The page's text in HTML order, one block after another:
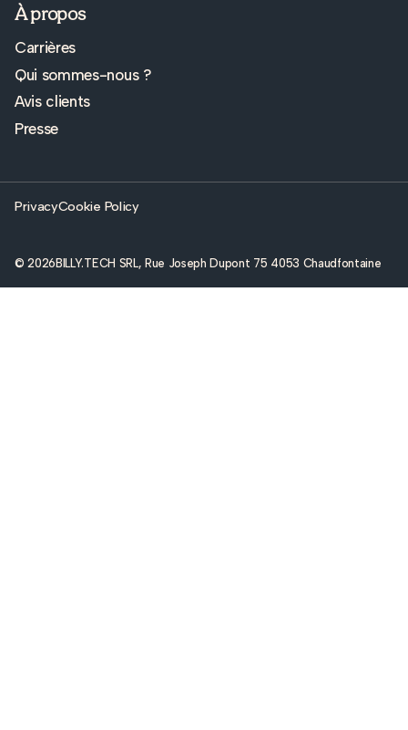
À propos
Carrières
Qui sommes-nous ?
Avis clients
Presse
© 2026BILLY.TECH SRL, Rue Joseph Dupont 75 4053 Chaudfontaine
PrivacyCookie Policy